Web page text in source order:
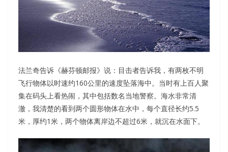
法兰奇告诉《赫芬顿邮报》说：目击者告诉我，有两枚不明
飞行物体以时速约160公里的速度坠落海中。当时有上百人聚
集在码头上看热闹，其中包括数名当地警察。海水非常清
澈，我清楚的看到两个圆形物体在水中，每个直径长约5.5
米，厚约1米，两个物体离岸边不超过6米，就沉在水面下。